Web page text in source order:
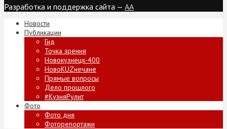
Разработка и поддержка сайта — AA
Новости
Публикации
Гид
Точка зрения
Новокузнецк-400
НовоKUZнечане
Прямые вопросы
Дело прошлого
#КузняРулит
Фото
Фото дня
Фоторепортажи